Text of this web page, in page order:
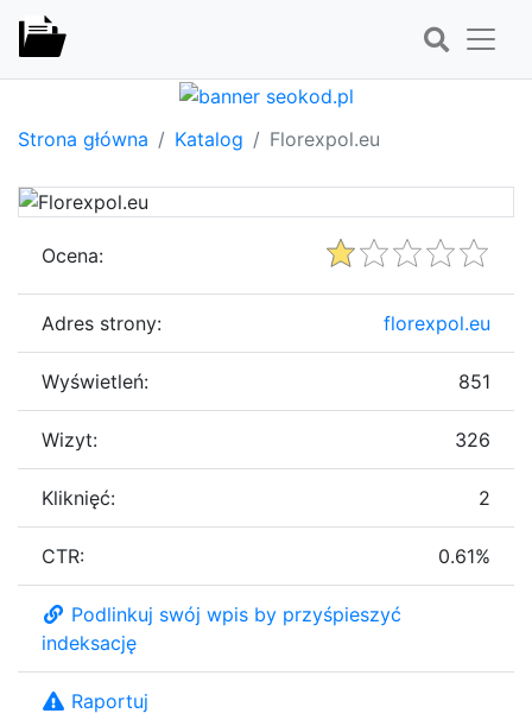
Strona główna Katalog Florexpol.eu
Ocena:
Adres strony: florexpol.eu
Wyświetleń: 851
Wizyt: 326
Kliknięć: 2
CTR: 0.61%
Podlinkuj swój wpis by przyśpieszyć
indeksację
Raportuj